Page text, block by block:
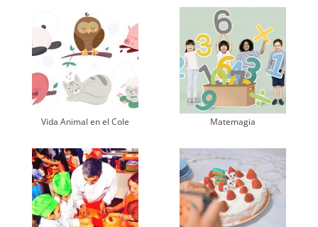
Vida Animal en el Cole Matemagia